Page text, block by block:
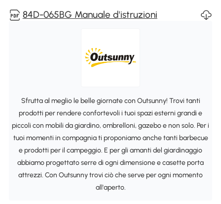
84D-065BG Manuale d'istruzioni
Sfrutta al meglio le belle giornate con Outsunny! Trovi tanti
prodotti per rendere confortevoli i tuoi spazi esterni grandi e
piccoli con mobili da giardino, ombrelloni, gazebo e non solo. Per i
tuoi momenti in compagnia ti proponiamo anche tanti barbecue
e prodotti per il campeggio. E per gli amanti del giardinaggio
abbiamo progettato serre di ogni dimensione e casette porta
attrezzi. Con Outsunny trovi ciò che serve per ogni momento
all'aperto.